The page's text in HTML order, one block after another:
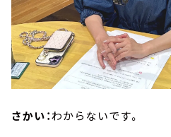
さかい：わからないです。